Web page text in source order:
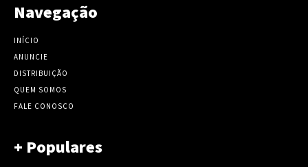
Navegação
INÍCIO
ANUNCIE
DISTRIBUIÇÃO
QUEM SOMOS
FALE CONOSCO
+ Populares